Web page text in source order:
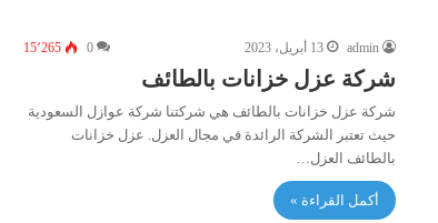
admin 13 أبريل، 2023 0 15٬265
شركة عزل خزانات بالطائف
شركة عزل خزانات بالطائف هي شركتنا شركة عوازل السعودية
حيث تعتبر الشركة الرائدة في مجال العزل. عزل خزانات
بالطائف العزل…
أكمل القراءة »